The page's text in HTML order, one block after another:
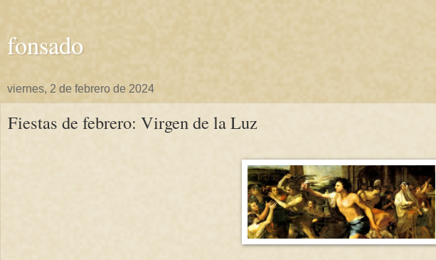
fonsado
viernes, 2 de febrero de 2024
Fiestas de febrero: Virgen de la Luz